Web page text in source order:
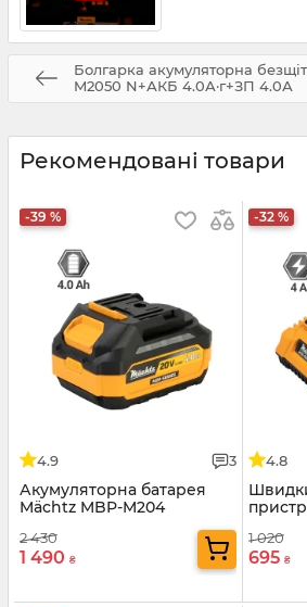
Болгарка акумуляторна
M2050 N+АКБ 4.0А·г+ЗП 4.0А
Рекомендовані товари
-39 %
4.9 3
Акумуляторна батарея
Mächtz MBP-M204
2 430
1 490 ₴
-32 %
4.8
1 020
695 ₴